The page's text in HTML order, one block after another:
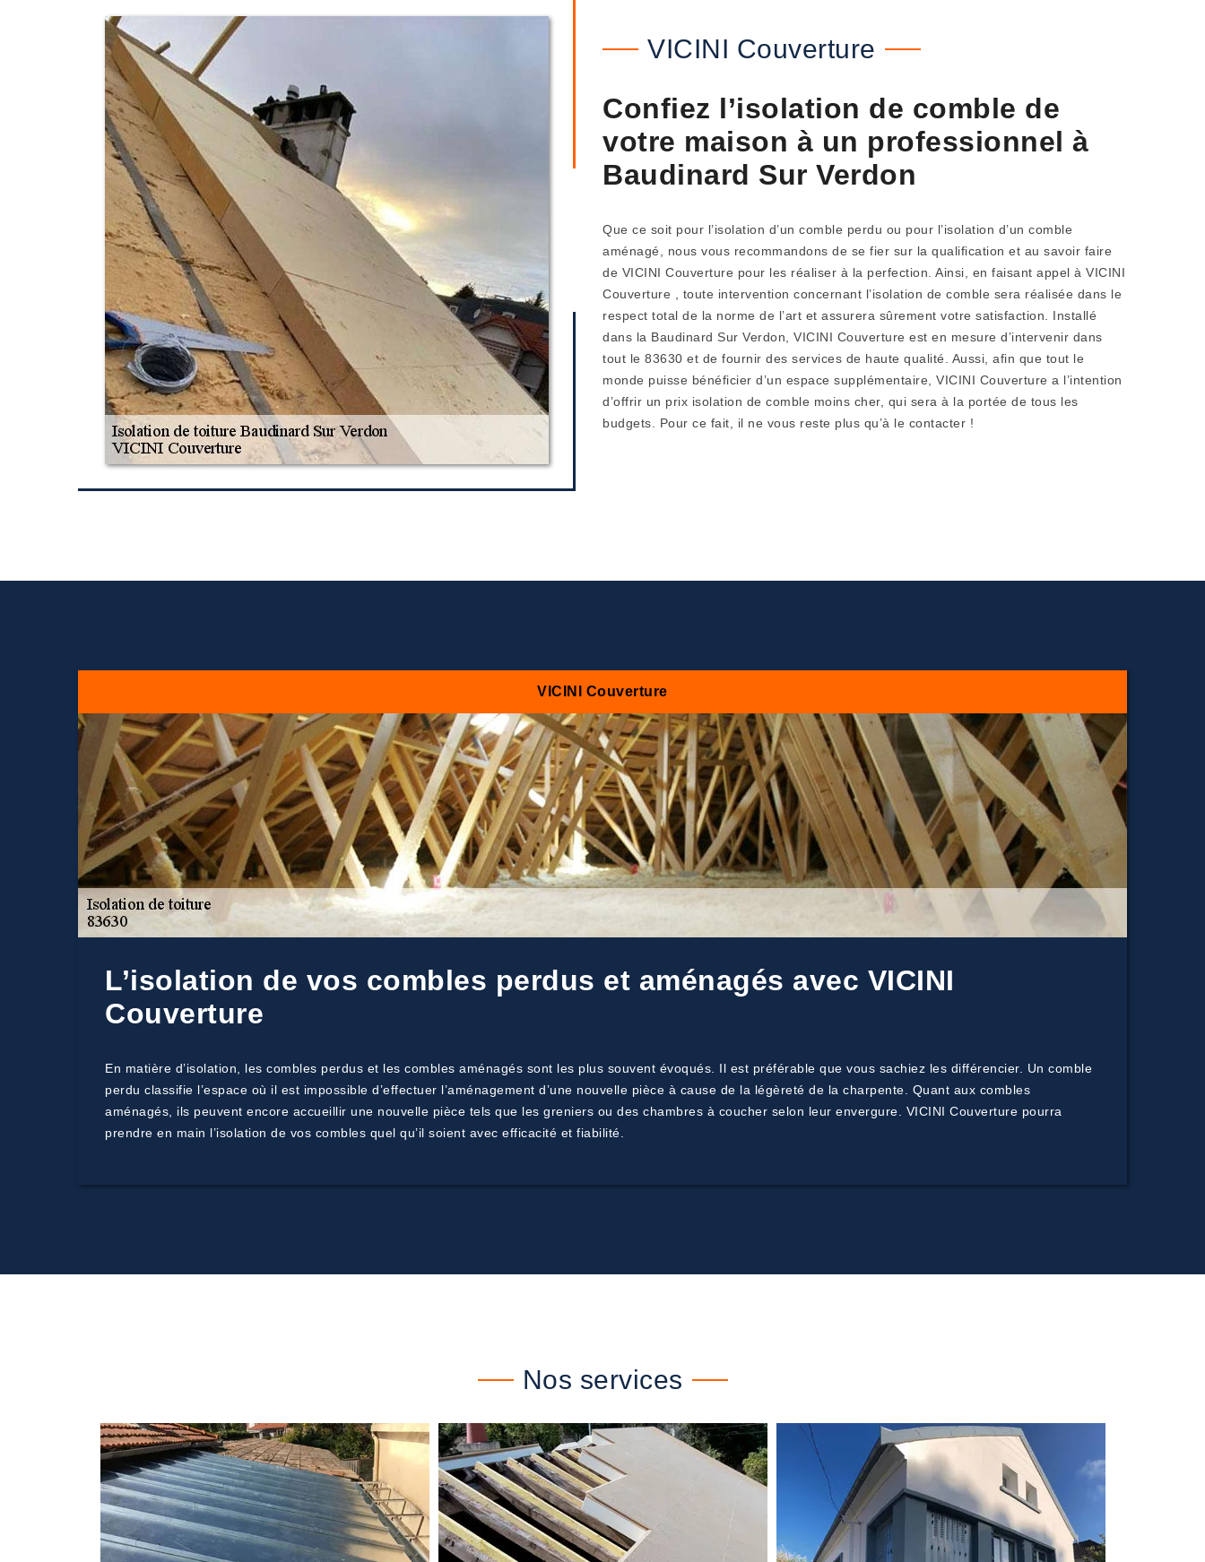
VICINI Couverture
Confiez l’isolation de comble de
votre maison à un professionnel à
Baudinard Sur Verdon
Que ce soit pour l’isolation d’un comble perdu ou pour l’isolation d’un comble
aménagé, nous vous recommandons de se fier sur la qualification et au savoir faire
de VICINI Couverture pour les réaliser à la perfection. Ainsi, en faisant appel à VICINI
Couverture , toute intervention concernant l’isolation de comble sera réalisée dans le
respect total de la norme de l’art et assurera sûrement votre satisfaction. Installé
dans la Baudinard Sur Verdon, VICINI Couverture est en mesure d’intervenir dans
tout le 83630 et de fournir des services de haute qualité. Aussi, afin que tout le
monde puisse bénéficier d’un espace supplémentaire, VICINI Couverture a l’intention
d’offrir un prix isolation de comble moins cher, qui sera à la portée de tous les
budgets. Pour ce fait, il ne vous reste plus qu’à le contacter !
VICINI Couverture
L’isolation de vos combles perdus et aménagés avec VICINI
Couverture
En matière d’isolation, les combles perdus et les combles aménagés sont les plus souvent évoqués. Il est préférable que vous sachiez les différencier. Un comble
perdu classifie l’espace où il est impossible d’effectuer l’aménagement d’une nouvelle pièce à cause de la légèreté de la charpente. Quant aux combles
aménagés, ils peuvent encore accueillir une nouvelle pièce tels que les greniers ou des chambres à coucher selon leur envergure. VICINI Couverture pourra
prendre en main l’isolation de vos combles quel qu’il soient avec efficacité et fiabilité.
Nos services